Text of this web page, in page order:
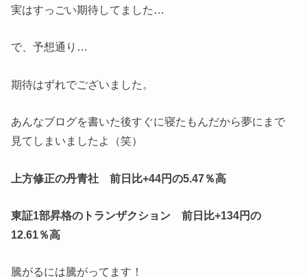
実はすっごい期待してました…
で、予想通り…
期待はずれでございました。
あんなブログを書いた後すぐに寝たもんだから夢にまで
見てしまいましたよ（笑）
上方修正の丹青社 前日比+44円の5.47％高
東証1部昇格のトランザクション 前日比+134円の
12.61％高
騰がるには騰がってます！